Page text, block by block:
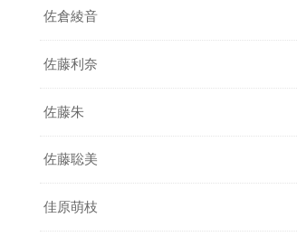
佐倉綾音
佐藤利奈
佐藤朱
佐藤聡美
佳原萌枝